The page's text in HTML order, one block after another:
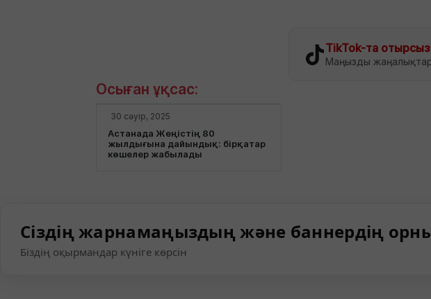
TikTok-та отырсыз
Маңызды
Осыған ұқсас:
30 сәуір, 2025
Астанада Жеңістің 80
жылдығына дайындық: бірқатар
көшелер жабылады
Сіздің жарнамаңыздың және баннердің
Біздің оқырмандар күніге көрсін